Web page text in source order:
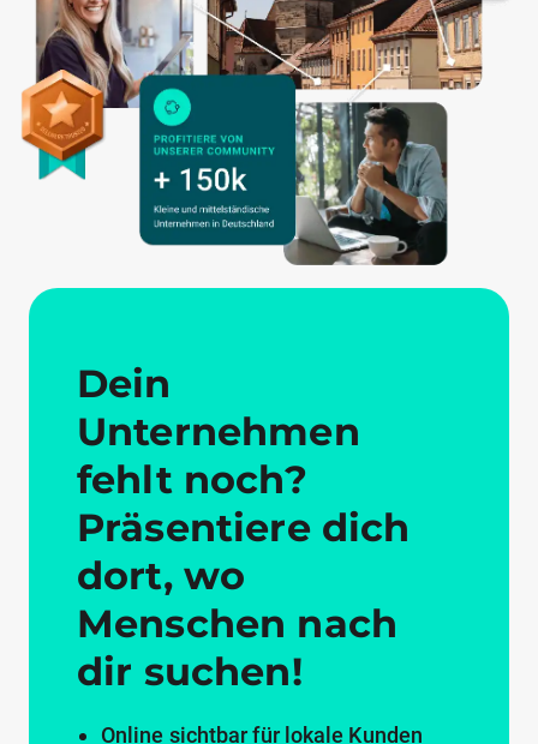
Dein
Unternehmen
fehlt noch?
Präsentiere dich
dort, wo
Menschen nach
dir suchen!
Online sichtbar für lokale Kunden